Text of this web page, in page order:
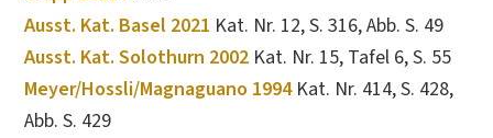
Ausst. Kat. Basel 2021 Kat. Nr. 12, S. 316, Abb. S. 49
Ausst. Kat. Solothurn 2002 Kat. Nr. 15, Tafel 6, S. 55
Meyer/Hossli/Magnaguano 1994Kat. Nr. 414, S. 428,
Abb. S. 429